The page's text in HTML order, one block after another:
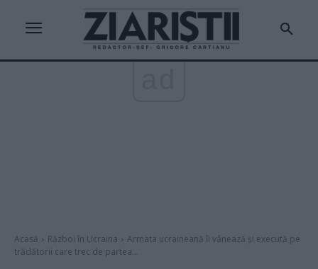
Acasă Război în Ucraina
Armata ucraineană îi vânează și execută pe
trădătorii care trec de partea...